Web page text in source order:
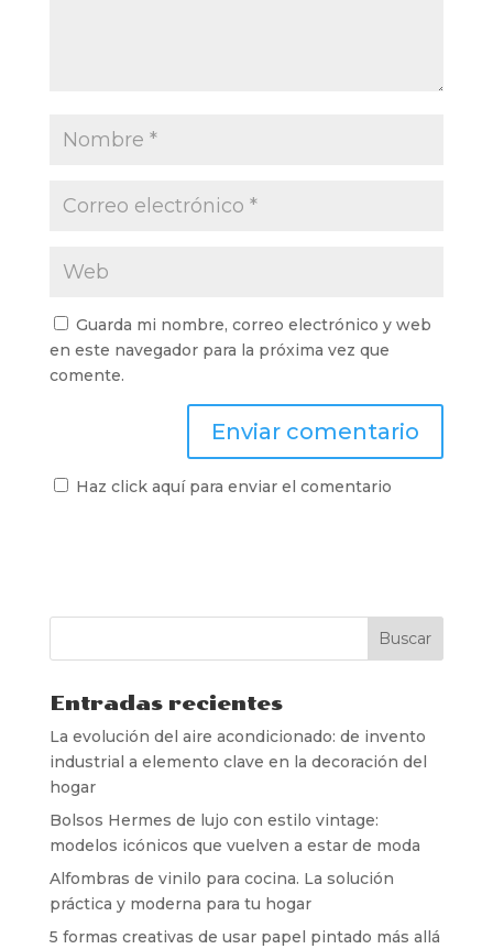
Guarda mi nombre, correo electrónico y web
en este navegador para la próxima vez que
comente.
Haz click aquí para enviar el comentario
Entradas recientes
La evolución del aire acondicionado: de invento
industrial a elemento clave en la decoración del
hogar
Bolsos Hermes de lujo con estilo vintage:
modelos icónicos que vuelven a estar de moda
Alfombras de vinilo para cocina. La solución
práctica y moderna para tu hogar
5 formas creativas de usar papel pintado más allá